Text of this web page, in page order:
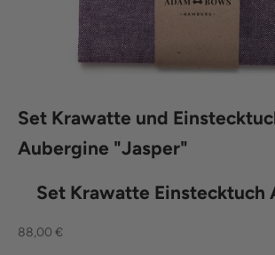
Set Krawatte und
Aubergine "Jasper"
Set Krawatte Einstecktuch
Angebot
88,00 €